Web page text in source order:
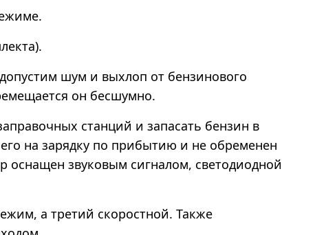
шум и выхлоп от бензинового
он бесшумно.
станций и запасать бензин в
на зарядку по прибытию и не обременен
оснащен звуковым сигналом, светодиодной
а третий скоростной. Также